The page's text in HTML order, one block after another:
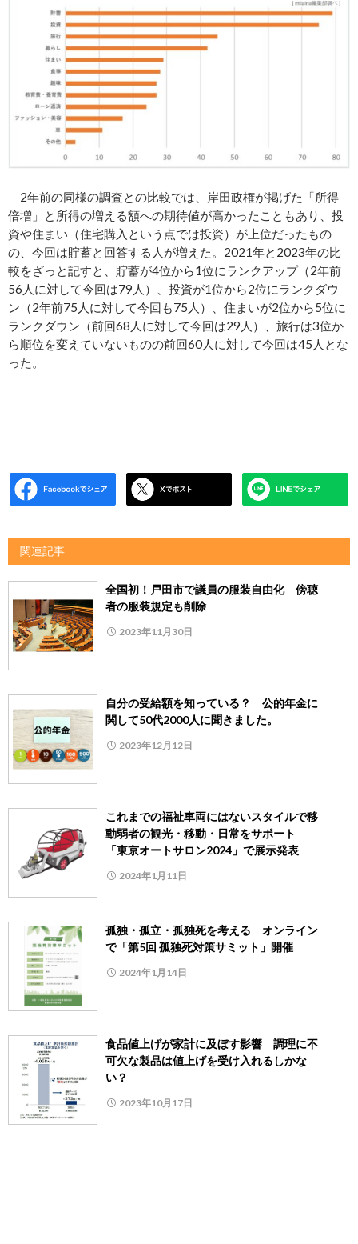
2年前の同様の調査との比較では、岸田政権が掲げた「所得
倍増」と所得の増える額への期待値が高かったこともあり、投
資や住まい（住宅購入という点では投資）が上位だったもの
の、今回は貯蓄と回答する人が増えた。2021年と2023年の比
較をざっと記すと、貯蓄が4位から1位にランクアップ（2年前
56人に対して今回は79人）、投資が1位から2位にランクダウ
ン（2年前75人に対して今回も75人）、住まいが2位から5位に
ランクダウン（前回68人に対して今回は29人）、旅行は3位か
ら順位を変えていないものの前回60人に対して今回は45人とな
った。
関連記事
全国初！戸田市で議員の服装自由化 傍聴
者の服装規定も削除
2023年11月30日
自分の受給額を知っている？ 公的年金に
関して50代2000人に聞きました。
2023年12月12日
これまでの福祉車両にはないスタイルで移
動弱者の観光・移動・日常をサポート
「東京オートサロン2024」で展示発表
2024年1月11日
孤独・孤立・孤独死を考える オンライン
で「第5回 孤独死対策サミット」開催
2024年1月14日
食品値上げが家計に及ぼす影響 調理に不
可欠な製品は値上げを受け入れるしかな
い？
2023年10月17日